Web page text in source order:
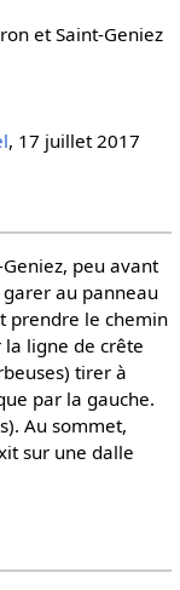
et Saint-Geniez
, 17 juillet 2017
peu avant
au panneau
prendre le chemin
ligne de crête
tirer à
par la gauche.
Au sommet,
sur une dalle